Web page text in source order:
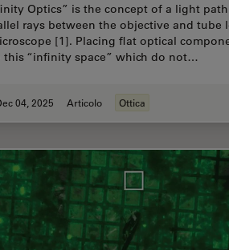
Optics” is the concept of a light
rays between the objective and tube
[1]. Placing flat optical
this “infinity space” which do not…
04, 2025 Articolo Ottica